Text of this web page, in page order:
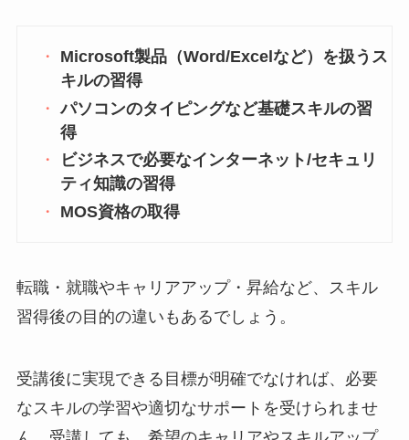
Microsoft製品（Word/Excelなど）を扱うス
キルの習得
パソコンのタイピングなど基礎スキルの習
得
ビジネスで必要なインターネット/セキュリ
ティ知識の習得
MOS資格の取得
転職・就職やキャリアアップ・昇給など、スキル
習得後の目的の違いもあるでしょう。
受講後に実現できる目標が明確でなければ、必要
なスキルの学習や適切なサポートを受けられませ